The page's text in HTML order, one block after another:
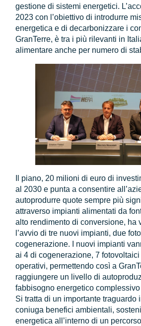
gestione di sistemi energetici.
2023 con l’obiettivo di introdurre
energetica e di decarbonizzare i
GranTerre, è tra i più rilevanti in
alimentare anche per numero di
Il piano, 20 milioni di euro di
al 2030 e punta a consentire
autoprodurre quote sempre più
attraverso impianti alimentati da
alto rendimento di conversione, ha
l’avvio di tre nuovi impianti, due
cogenerazione. I nuovi impianti
ai 4 di cogenerazione, 7
operativi, permettendo così a
raggiungere un livello di
fabbisogno energetico
Si tratta di un importante traguardo
coniuga benefici ambientali,
energetica all’interno di un